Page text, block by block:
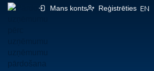
Mans konts Reģistrēties EN